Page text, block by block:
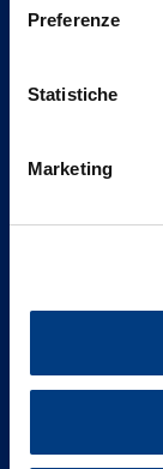
Preferenze
Statistiche
Marketing
Vittoria
Governance